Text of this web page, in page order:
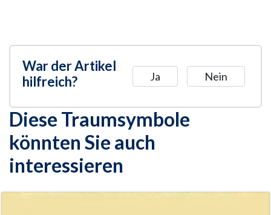
War der Artikel
hilfreich?
Ja Nein
Diese Traumsymbole
könnten Sie auch
interessieren